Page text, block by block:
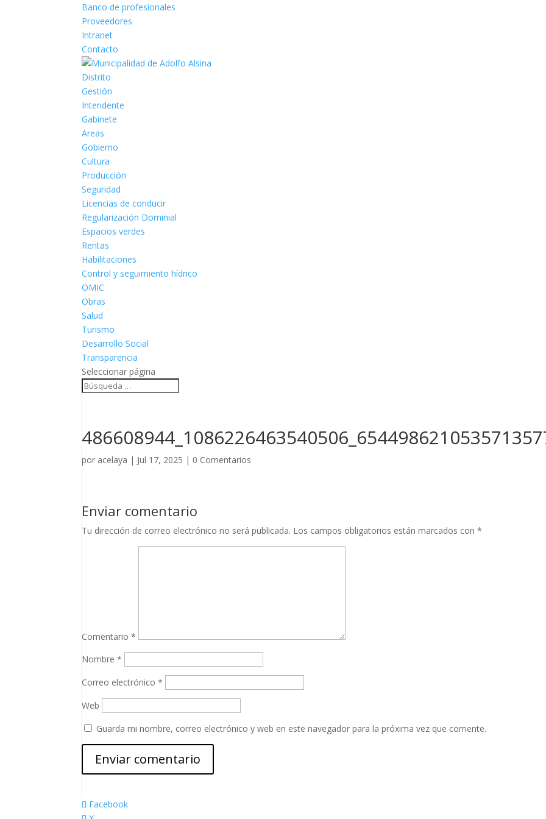
Banco de profesionales
Proveedores
Intranet
Contacto
Distrito
Gestión
Intendente
Gabinete
Areas
Gobierno
Cultura
Producción
Seguridad
Licencias de conducir
Regularización Dominial
Espacios verdes
Rentas
Habilitaciones
Control y seguimiento hídrico
OMIC
Obras
Salud
Turismo
Desarrollo Social
Transparencia
Seleccionar página
por acelaya | Jul 17, 2025 | 0 Comentarios
Enviar comentario
Tu dirección de correo electrónico no será publicada. Los campos obligatorios están marcados con*
Comentario*
Nombre*
Correo electrónico*
Web
Guarda mi nombre, correo electrónico y web en este navegador para la próxima vez que comente.
Facebook